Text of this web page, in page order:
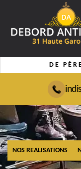
DE
NOS REALISATIONS